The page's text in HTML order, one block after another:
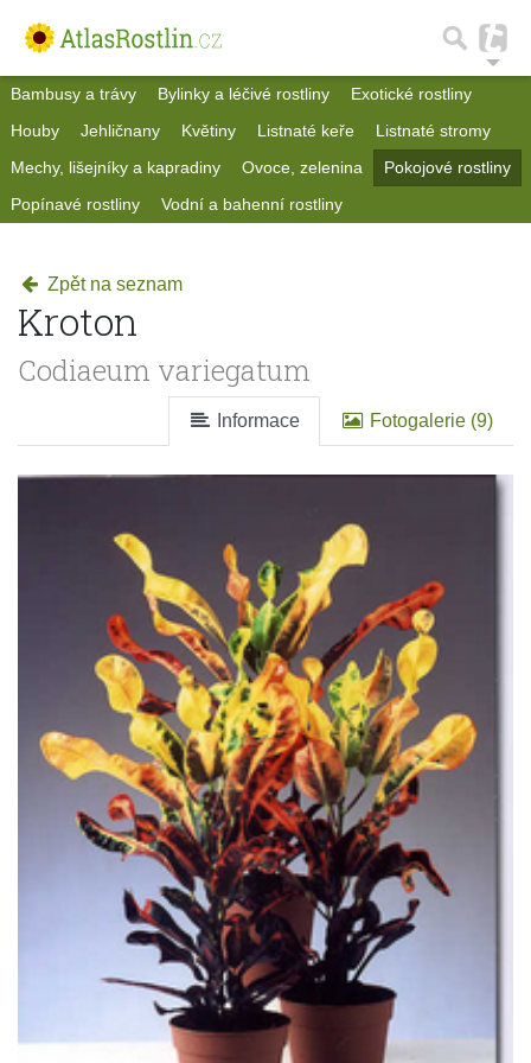
Bambusy a trávy Bylinky a léčivé rostliny
Exotické rostliny
Houby
Jehličnany Květiny Listnaté keře
Listnaté stromy
Mechy, lišejníky a kapradiny
Ovoce, zelenina
Pokojové rostliny
Popínavé rostliny
Vodní a bahenní rostliny
Zpět na seznam
Kroton
Codiaeum variegatum
Informace Fotogalerie (9)